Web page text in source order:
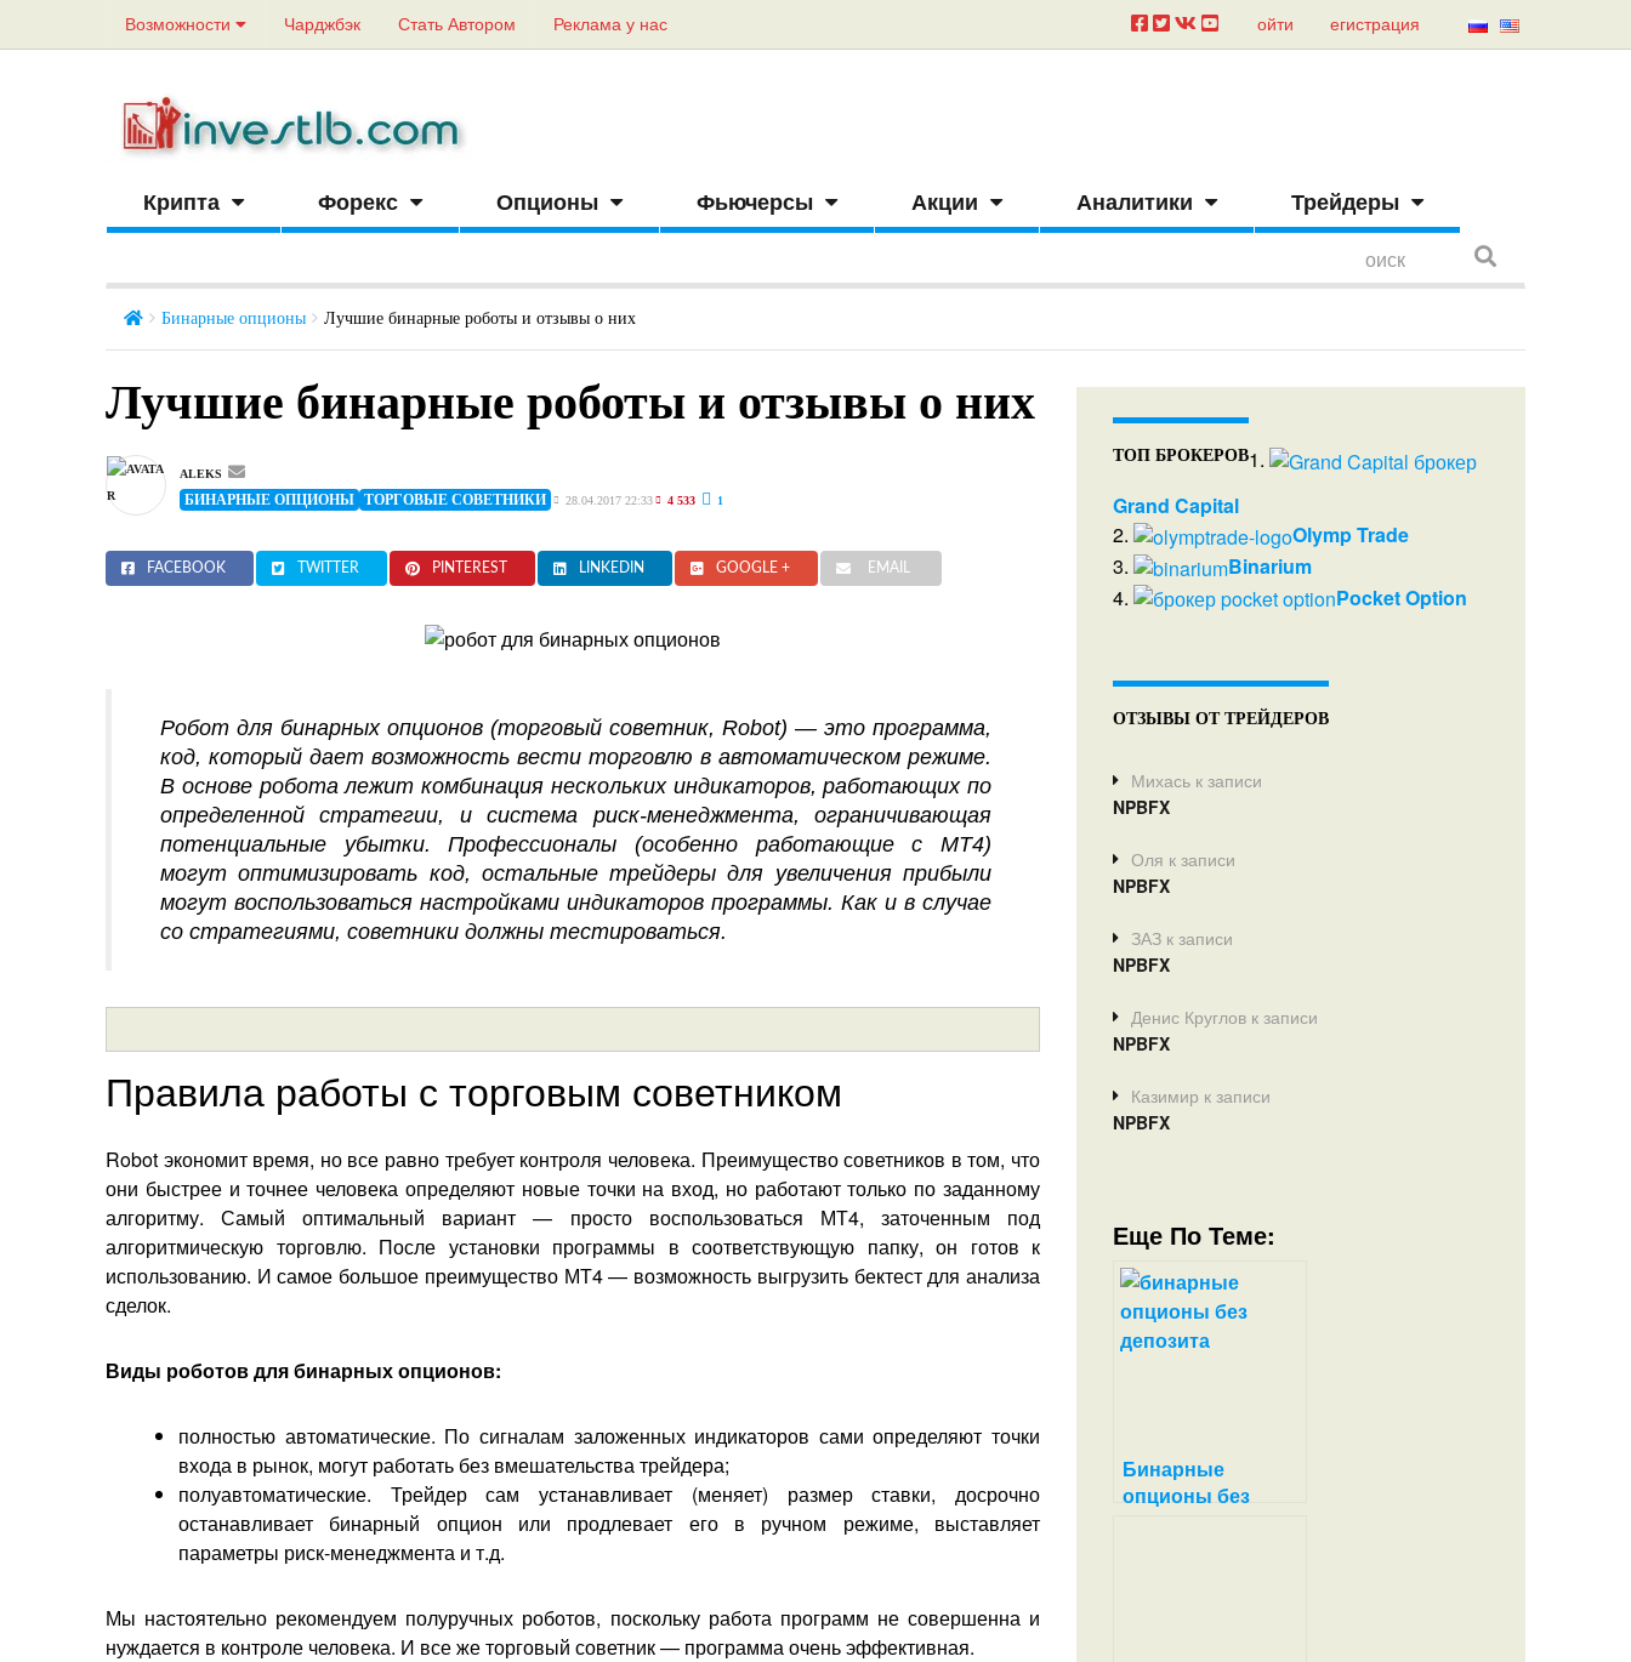
Возможности Чарджбэк Стать Автором Реклама у нас ойти егистрация
Крипта Форекс Опционы Фьючерсы Акции Аналитики Трейдеры
Бинарные опционы Лучшие бинарные роботы и отзывы о них
Лучшие бинарные роботы и отзывы о них
ALEKS
БИНАРНЫЕ ОПЦИОНЫ ТОРГОВЫЕ СОВЕТНИКИ 28.04.2017 22:33 4 533 1
FACEBOOK TWITTER PINTEREST LINKEDIN GOOGLE + EMAIL
Робот для бинарных опционов (торговый советник, Robot) — это программа,
код, который дает возможность вести торговлю в автоматическом режиме.
В основе робота лежит комбинация нескольких индикаторов, работающих по
определенной стратегии, и система риск-менеджмента, ограничивающая
потенциальные убытки. Профессионалы (особенно работающие с МТ4)
могут оптимизировать код, остальные трейдеры для увеличения прибыли
могут воспользоваться настройками индикаторов программы. Как и в случае
со стратегиями, советники должны тестироваться.
Правила работы с торговым советником
Robot экономит время, но все равно требует контроля человека. Преимущество советников в том, что
они быстрее и точнее человека определяют новые точки на вход, но работают только по заданному
алгоритму. Самый оптимальный вариант — просто воспользоваться МТ4, заточенным под
алгоритмическую торговлю. После установки программы в соответствующую папку, он готов к
использованию. И самое большое преимущество МТ4 — возможность выгрузить бектест для анализа
сделок.
Виды роботов для бинарных опционов:
полностью автоматические. По сигналам заложенных индикаторов сами определяют точки
входа в рынок, могут работать без вмешательства трейдера;
полуавтоматические. Трейдер сам устанавливает (меняет) размер ставки, досрочно
останавливает бинарный опцион или продлевает его в ручном режиме, выставляет
параметры риск-менеджмента и т.д.
Мы настоятельно рекомендуем полуручных роботов, поскольку работа программ не совершенна и
нуждается в контроле человека. И все же торговый советник — программа очень эффективная.
ТОП БРОКЕРОВ1.
Grand Capital
2.
Olymp Trade
3.
Binarium
4.
Pocket Option
ОТЗЫВЫ ОТ ТРЕЙДЕРОВ
Михась к записи
NPBFX
Оля к записи
NPBFX
ЗАЗ к записи
NPBFX
Денис Круглов к записи
NPBFX
Казимир к записи
NPBFX
Еще По Теме:
Бинарные
опционы без